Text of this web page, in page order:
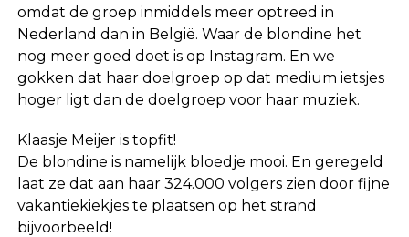
omdat de groep inmiddels meer optreed in
Nederland dan in België. Waar de blondine het
nog meer goed doet is op Instagram. En we
gokken dat haar doelgroep op dat medium ietsjes
hoger ligt dan de doelgroep voor haar muziek.
Klaasje Meijer is topfit!
De blondine is namelijk bloedje mooi. En geregeld
laat ze dat aan haar 324.000 volgers zien door fijne
vakantiekiekjes te plaatsen op het strand
bijvoorbeeld!